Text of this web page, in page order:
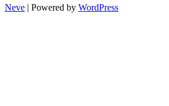
Neve | Powered by WordPress